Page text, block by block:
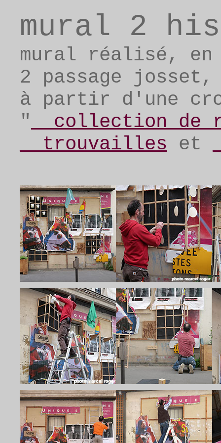
mural 2
mural réalisé,
2 passage josset,
à partir d'une
"__collection de
__trouvailles et